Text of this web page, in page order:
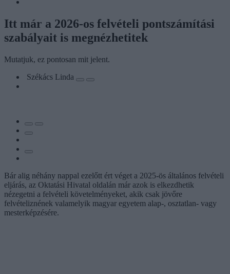
Itt már a 2026-os felvételi pontszámítási
szabályait is megnézhetitek
Mutatjuk, ez pontosan mit jelent.
Székács Linda
Bár alig néhány nappal ezelőtt ért véget a 2025-ös általános felvételi
eljárás, az Oktatási Hivatal oldalán már azok is elkezdhetik
nézegetni a felvételi követelményeket, akik csak jövőre
felvételiznének valamelyik magyar egyetem alap-, osztatlan- vagy
mesterképzésére.